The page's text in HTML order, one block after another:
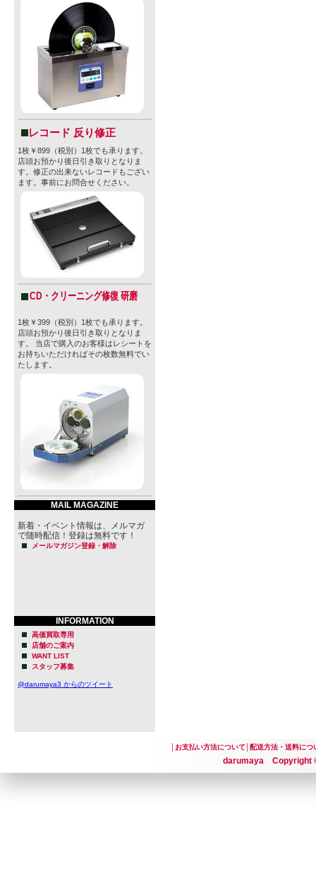
レコード 反り修正
1枚￥899（税別）1枚でも承ります。
店頭お預かり後日引き取りとなりま
す。修正の出来ないレコードもござい
ます。事前にお問合せください。
CD・クリーニング修復 研磨
1枚￥399（税別）1枚でも承ります。
店頭お預かり後日引き取りとなりま
す。 当店で購入のお客様はレシートを
お持ちいただければその枚数無料でい
たします。
MAIL MAGAZINE
新着・イベント情報は、メルマガ
で随時配信！登録は無料です！
メールマガジン登録・解除
INFORMATION
高価買取専用
店舗のご案内
WANT LIST
スタッフ募集
@darumaya3 からのツイート
お支払い方法について│ 配送方法・送料につ
darumaya Copyright